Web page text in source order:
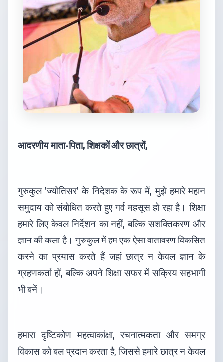
आदरणीय माता-पिता, शिक्षकों और छात्रों,
गुरुकुल 'ज्योतिसर' के निदेशक के रूप में, मुझे हमारे महान
समुदाय को संबोधित करते हुए गर्व महसूस हो रहा है। शिक्षा
हमारे लिए केवल निर्देशन का नहीं, बल्कि सशक्तिकरण और
ज्ञान की कला है। गुरुकुल में हम एक ऐसा वातावरण विकसित
करने का प्रयास करते हैं जहां छात्र न केवल ज्ञान के
ग्रहणकर्ता हों, बल्कि अपने शिक्षा सफर में सक्रिय सहभागी
भी बनें।
हमारा दृष्टिकोण महत्वाकांक्षा, रचनात्मकता और समग्र
विकास को बल प्रदान करता है, जिससे हमारे छात्र न केवल